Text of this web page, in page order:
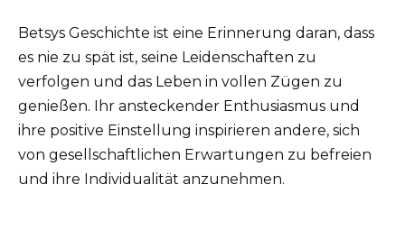
Betsys Geschichte ist eine Erinnerung daran, dass
es nie zu spät ist, seine Leidenschaften zu
verfolgen und das Leben in vollen Zügen zu
genießen. Ihr ansteckender Enthusiasmus und
ihre positive Einstellung inspirieren andere, sich
von gesellschaftlichen Erwartungen zu befreien
und ihre Individualität anzunehmen.